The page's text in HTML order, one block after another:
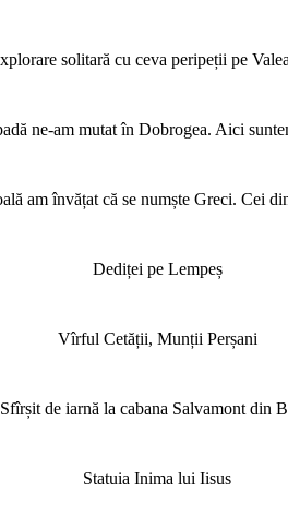
solitară cu ceva peripeții pe
ne-am mutat în Dobrogea. Aici
am învățat că se numște Greci. Cei
Dediței pe Lempeș
Vîrful Cetății, Munții Perșani
Sfîrșit de iarnă la cabana Salvamont din
Statuia Inima lui Iisus